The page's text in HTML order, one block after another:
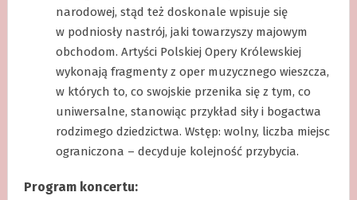
narodowej, stąd też doskonale wpisuje się
w podniosły nastrój, jaki towarzyszy majowym
obchodom. Artyści Polskiej Opery Królewskiej
wykonają fragmenty z oper muzycznego wieszcza,
w których to, co swojskie przenika się z tym, co
uniwersalne, stanowiąc przykład siły i bogactwa
rodzimego dziedzictwa. Wstęp: wolny, liczba miejsc
ograniczona – decyduje kolejność przybycia.
Program koncertu: